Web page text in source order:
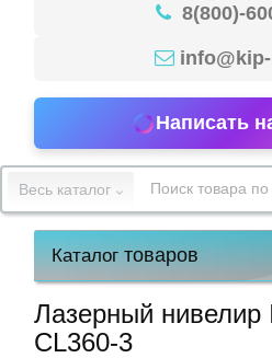
53-
15
работы
8(800)-
Написать
Весь каталог
Каталогтоваров
Лазерный нивелир
CL360-3